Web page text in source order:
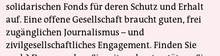
solidarischen Fonds für deren Schutz und Erhalt
auf. Eine offene Gesellschaft braucht guten, frei
zugänglichen Journalismus – und
zivilgesellschaftliches Engagement. Finden Sie